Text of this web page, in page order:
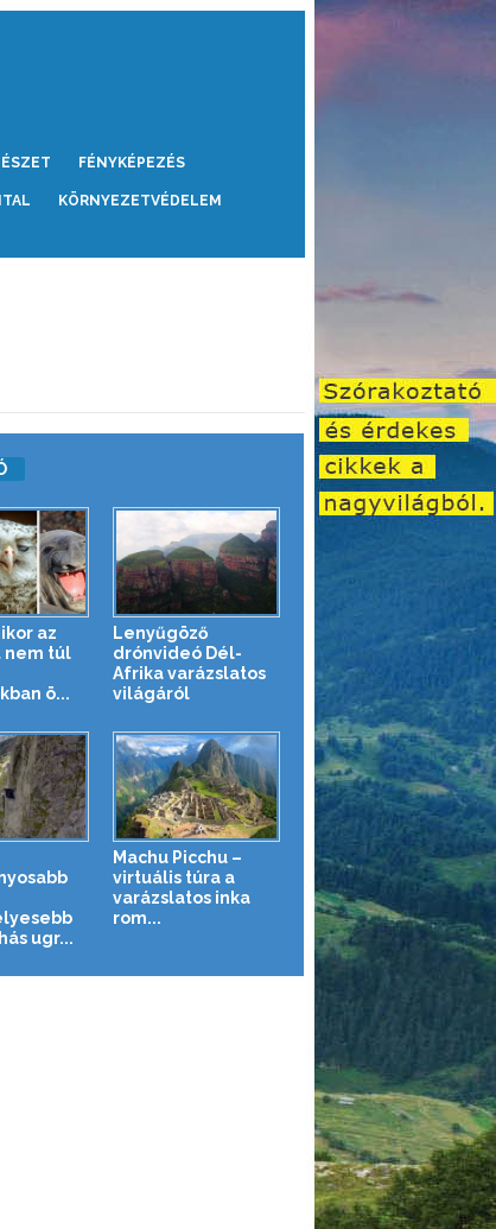
FÉNYKÉPEZÉS
KÖRNYEZETVÉDELEM
az
nem túl
ö...
Lenyűgöző
drónvideó Dél-
Afrika varázslatos
világáról
ugr...
Machu Picchu –
virtuális túra a
varázslatos inka
rom...